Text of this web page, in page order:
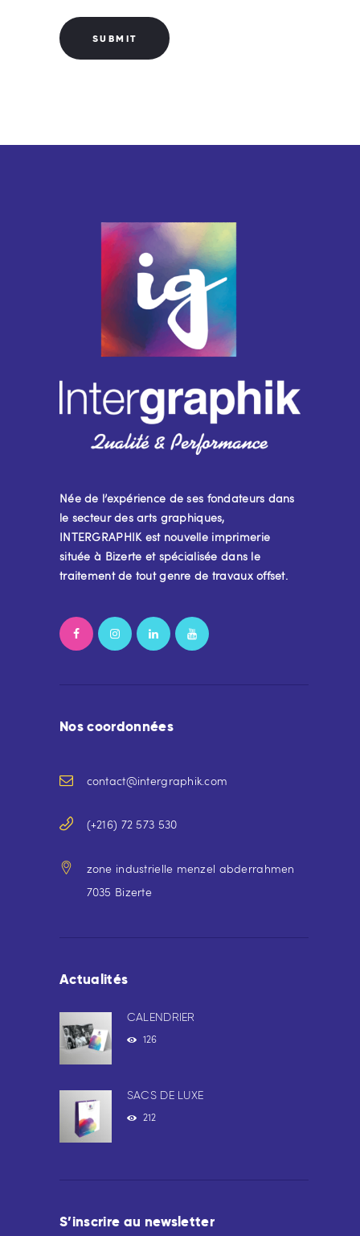
Née de l’expérience de ses fondateurs dans
le secteur des arts graphiques,
INTERGRAPHIK est nouvelle imprimerie
située à Bizerte et spécialisée dans le
traitement de tout genre de travaux offset.
Nos coordonnées
contact@intergraphik.com
(+216) 72 573 530
zone industrielle menzel abderrahmen
7035 Bizerte
Actualités
CALENDRIER
126
SACS DE LUXE
212
S’inscrire au newsletter